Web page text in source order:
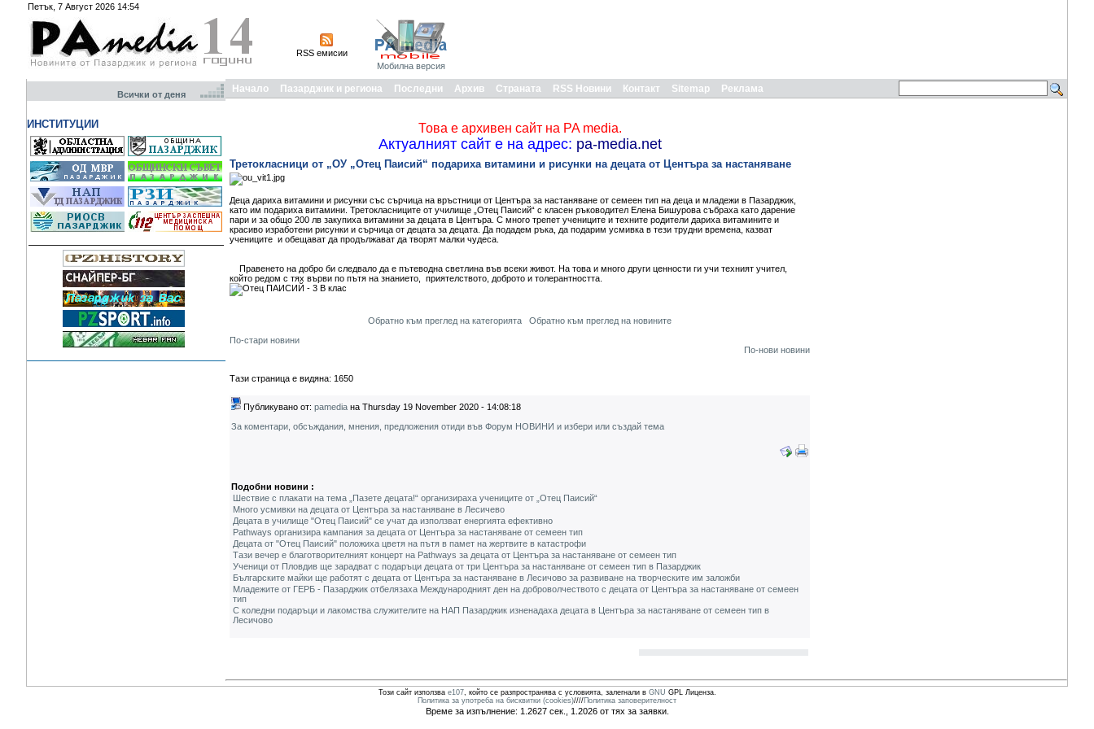
Петък, 7 Август 2026 14:54
RSS емисии
Мобилна версия
Всички от деня
ИНСТИТУЦИИ
Начало Пазарджик и региона Последни Архив Страната RSS Новини Контакт Sitemap Реклама
Това е архивен сайт на PA media.
Актуалният сайт е на адрес: pa-media.net
Третокласници от „ОУ „Отец Паисий“ подариха витамини и рисунки на децата от Центъра за настаняване
Деца дариха витамини и рисунки със сърчица на връстници от Центъра за настаняване от семеен тип на деца и младежи в Пазарджик,
като им подариха витамини. Третокласниците от училище „Отец Паисий“ с класен ръководител Елена Бишурова събраха като дарение
пари и за общо 200 лв закупиха витамини за децата в Центъра. С много трепет учениците и техните родители дариха витамините и
красиво изработени рисунки и сърчица от децата за децата. Да подадем ръка, да подарим усмивка в тези трудни времена, казват
учениците и обещават да продължават да творят малки чудеса.
Правенето на добро би следвало да е пътеводна светлина във всеки живот. На това и много други ценности ги учи техният учител,
който редом с тях върви по пътя на знанието, приятелството, доброто и толерантността.
Обратно към преглед на категорията
Обратно към преглед на новините
По-стари новини
По-нови новини
Тази страница е видяна: 1650
Публикувано от: pamedia на Thursday 19 November 2020 - 14:08:18
За коментари, обсъждания, мнения, предложения отиди във Форум НОВИНИ и избери или създай тема
Подобни новини :
Шествие с плакати на тема „Пазете децата!“ организираха учениците от „Отец Паисий“
Много усмивки на децата от Центъра за настаняване в Лесичево
Децата в училище "Отец Паисий" се учат да използват енергията ефективно
Pathways организира кампания за децата от Центъра за настаняване от семеен тип
Децата от "Отец Паисий" положиха цветя на пътя в памет на жертвите в катастрофи
Тази вечер е благотворителният концерт на Pathways за децата от Центъра за настаняване от семеен тип
Ученици от Пловдив ще зарадват с подаръци децата от три Центъра за настаняване от семеен тип в Пазарджик
Българските майки ще работят с децата от Центъра за настаняване в Лесичово за развиване на творческите им заложби
Младежите от ГЕРБ - Пазарджик отбелязаха Международният ден на доброволчеството с децата от Центъра за настаняване от семеен
тип
С коледни подаръци и лакомства служителите на НАП Пазарджик изненадаха децата в Центъра за настаняване от семеен тип в
Лесичово
Този сайт използва e107, който се разпространява с условията, залегнали в GNU GPL Лиценза.
Политика за употреба на бисквитки (cookies)////Политика заповерителност
Време за изпълнение: 1.2627 сек., 1.2026 от тях за заявки.